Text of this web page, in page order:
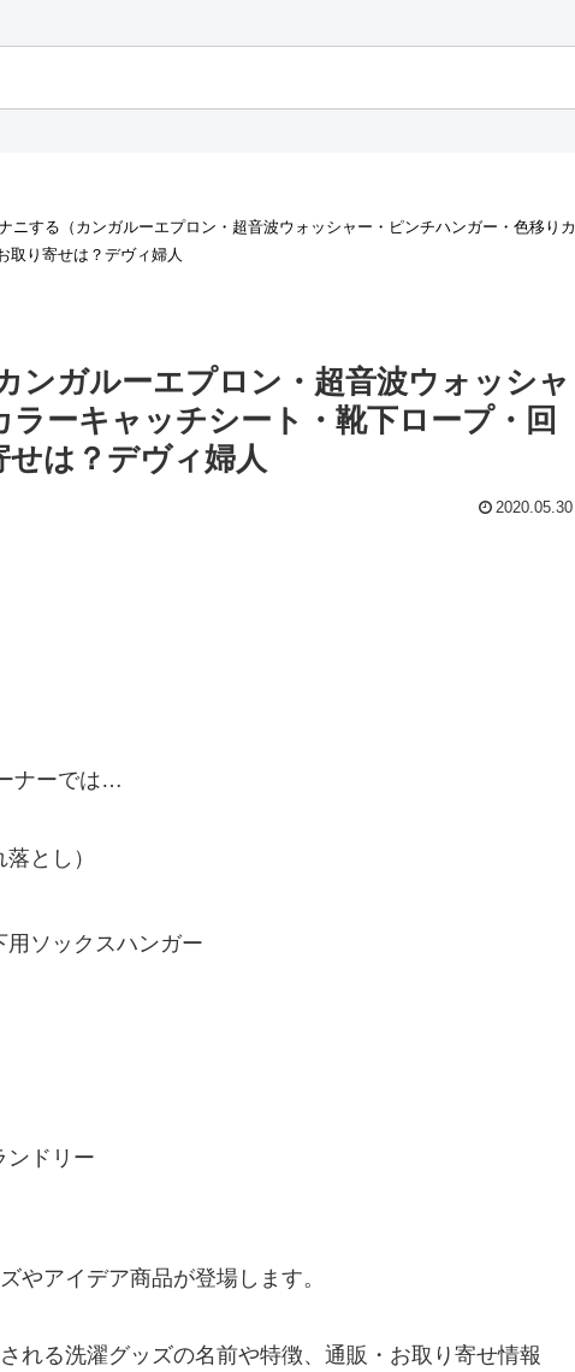
ニする（カンガルーエプロン・超音波ウォッシャー・ピンチハンガー・色移りカ
取り寄せは？デヴィ婦人
ンガルーエプロン・超音波ウォッシャ
ーキャッチシート・靴下ロープ・回
は？デヴィ婦人
2020.05.30
ナーでは…
とし）
用ソックスハンガー
ンドリー
やアイデア商品が登場します。
れる洗濯グッズの名前や特徴、通販・お取り寄せ情報